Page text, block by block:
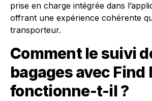
prise en charge intégrée dans
offrant une expérience cohérente
transporteur.
Comment le suivi
bagages avec Find
fonctionne-t-il ?